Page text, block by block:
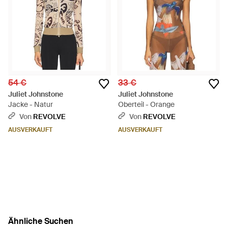
54 €
Juliet Johnstone
Jacke - Natur
Von REVOLVE
AUSVERKAUFT
33 €
Juliet Johnstone
Oberteil - Orange
Von REVOLVE
AUSVERKAUFT
Ähnliche Suchen